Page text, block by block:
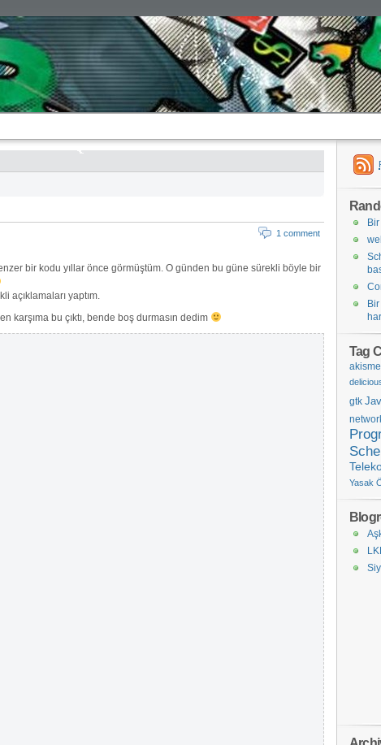
1 comment
bir kodu yıllar önce görmüştüm. O günden bu güne sürekli böyle bir
açıklamaları yaptım.
karşıma bu çıktı, bende boş durmasın dedim
/
pointerı
parametre
/
fonksiyonu
Tag
gtk
Yasak